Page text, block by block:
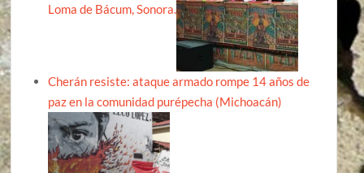
Loma de Bácum, Sonora.
Cherán resiste: ataque armado rompe 14 años de
paz en la comunidad purépecha (Michoacán)